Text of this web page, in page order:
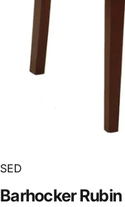
SED
BarhockerRubin